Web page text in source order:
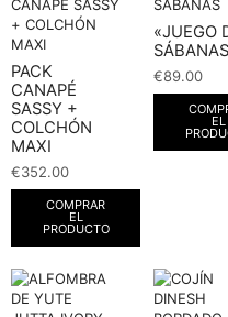
PACK
CANAPÉ
SASSY +
COLCHÓN
MAXI
€352.00
COMPRAR
EL
PRODUCTO
«JUEGO
SÁBANAS
€89.00
EL